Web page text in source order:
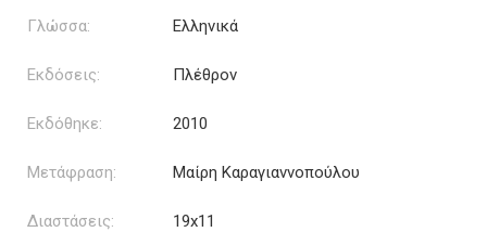
Γλώσσα: Ελληνικά
Εκδόσεις: Πλέθρον
Εκδόθηκε: 2010
Μετάφραση: Μαίρη Καραγιαννοπούλου
Διαστάσεις: 19x11